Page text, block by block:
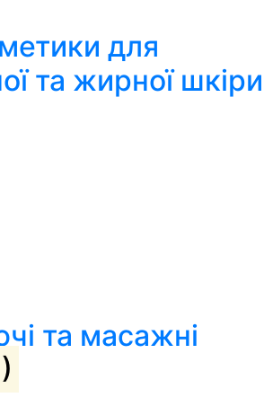
для
та жирної шкіри
та масажні